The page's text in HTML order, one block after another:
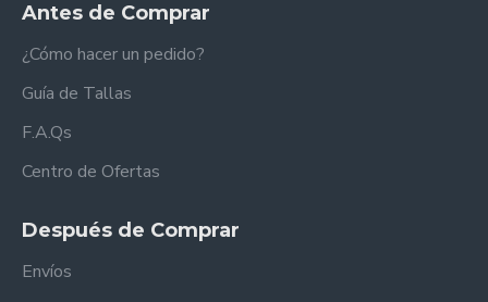
Antes de Comprar
¿Cómo hacer un pedido?
Guía de Tallas
F.A.Qs
Centro de Ofertas
Después de Comprar
Envíos